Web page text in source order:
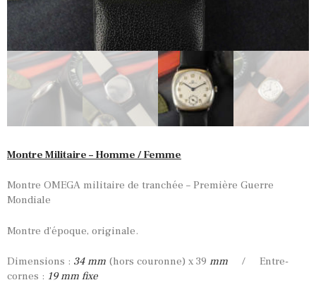
Montre Militaire – Homme / Femme
Montre OMEGA militaire de tranchée – Première Guerre
Mondiale
Montre d’époque, originale.
Dimensions : 34 mm (hors couronne) x 39 mm / Entre-
cornes : 19 mm fixe